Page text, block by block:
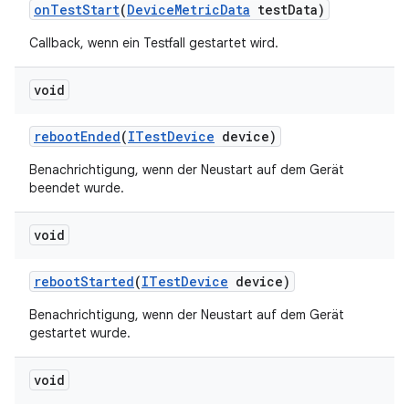
onTestStart(DeviceMetricData testData)
Callback, wenn ein Testfall gestartet wird.
void
rebootEnded(ITestDevice device)
Benachrichtigung, wenn der Neustart auf dem Gerät
beendet wurde.
void
rebootStarted(ITestDevice device)
Benachrichtigung, wenn der Neustart auf dem Gerät
gestartet wurde.
void